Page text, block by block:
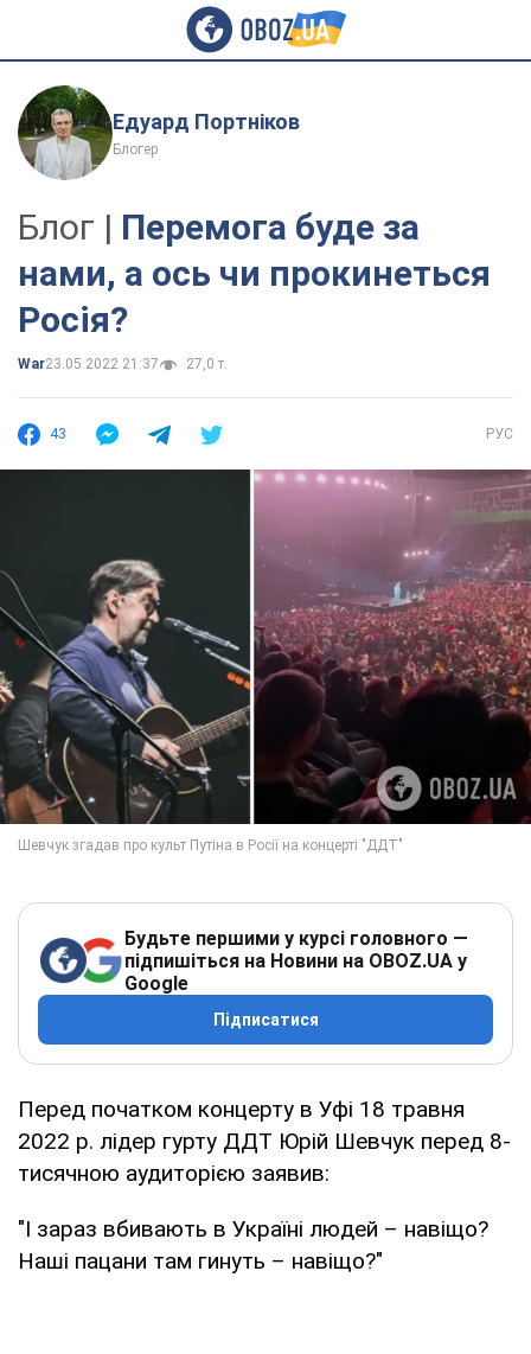
Едуард Портніков
Блогер
Блог | Перемога буде за
нами, а ось чи прокинеться
Росія?
War23.05.2022 21:37 27,0 т.
43 РУС
Будьте першими у курсі головного —
підпишіться на Новини на OBOZ.UA у
Google
Підписатися
Перед початком концерту в Уфі 18 травня
2022 р. лідер гурту ДДТ Юрій Шевчук перед 8-
тисячною аудиторією заявив:
"І зараз вбивають в Україні людей – навіщо?
Наші пацани там гинуть – навіщо?"